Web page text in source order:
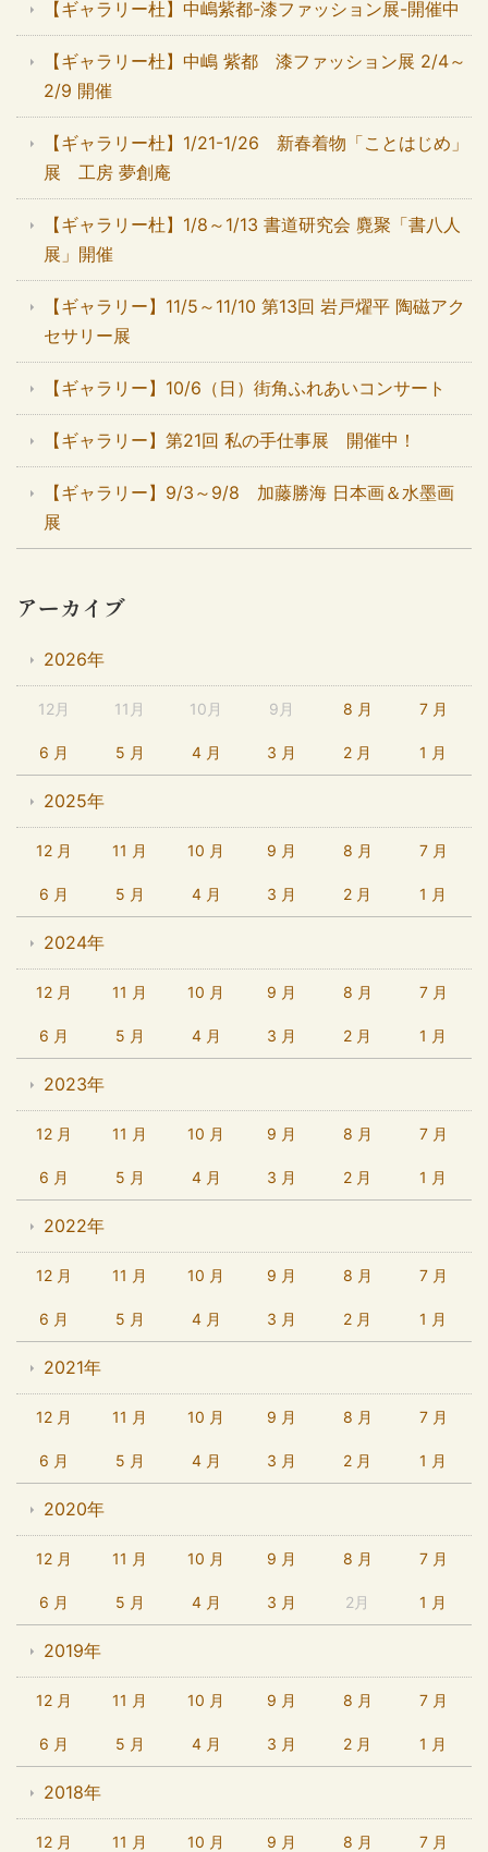
【ギャラリー杜】中嶋紫都-漆ファッション展-開催中
【ギャラリー杜】中嶋 紫都 漆ファッション展 2/4～
2/9 開催
【ギャラリー杜】1/21-1/26 新春着物「ことはじめ」
展 工房 夢創庵
【ギャラリー杜】1/8～1/13 書道研究会 麑聚「書八人
展」開催
【ギャラリー】11/5～11/10 第13回 岩戸燿平 陶磁アク
セサリー展
【ギャラリー】10/6（日）街角ふれあいコンサート
【ギャラリー】第21回 私の手仕事展 開催中！
【ギャラリー】9/3～9/8 加藤勝海 日本画＆水墨画
展
アーカイブ
2026年
12月 11月 10月 9月 8 月 7 月
6 月 5 月 4 月 3 月 2 月 1 月
2025年
12 月 11 月 10 月 9 月 8 月 7 月
6 月 5 月 4 月 3 月 2 月 1 月
2024年
12 月 11 月 10 月 9 月 8 月 7 月
6 月 5 月 4 月 3 月 2 月 1 月
2023年
12 月 11 月 10 月 9 月 8 月 7 月
6 月 5 月 4 月 3 月 2 月 1 月
2022年
12 月 11 月 10 月 9 月 8 月 7 月
6 月 5 月 4 月 3 月 2 月 1 月
2021年
12 月 11 月 10 月 9 月 8 月 7 月
6 月 5 月 4 月 3 月 2 月 1 月
2020年
12 月 11 月 10 月 9 月 8 月 7 月
6 月 5 月 4 月 3 月 2月 1 月
2019年
12 月 11 月 10 月 9 月 8 月 7 月
6 月 5 月 4 月 3 月 2 月 1 月
2018年
12 月 11 月 10 月 9 月 8 月 7 月